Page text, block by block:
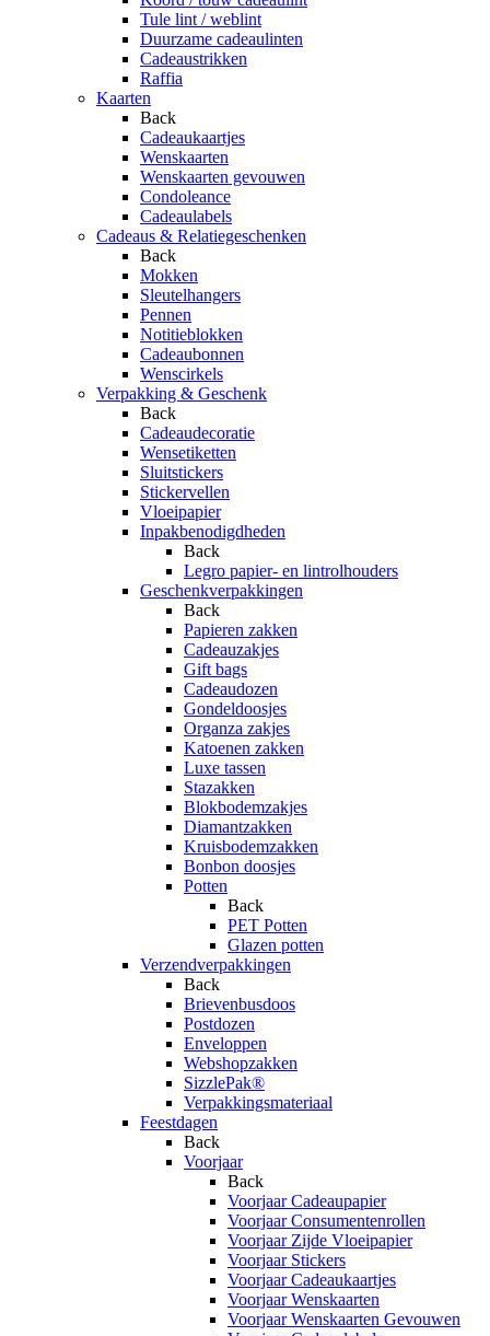
Tule lint / weblint
Duurzame cadeaulinten
Cadeaustrikken
Raffia
Kaarten
Back
Cadeaukaartjes
Wenskaarten
Wenskaarten gevouwen
Condoleance
Cadeaulabels
Cadeaus & Relatiegeschenken
Back
Mokken
Sleutelhangers
Pennen
Notitieblokken
Cadeaubonnen
Wenscirkels
Verpakking & Geschenk
Back
Cadeaudecoratie
Wensetiketten
Sluitstickers
Stickervellen
Vloeipapier
Inpakbenodigdheden
Back
Legro papier- en lintrolhouders
Geschenkverpakkingen
Back
Papieren zakken
Cadeauzakjes
Gift bags
Cadeaudozen
Gondeldoosjes
Organza zakjes
Katoenen zakken
Luxe tassen
Stazakken
Blokbodemzakjes
Diamantzakken
Kruisbodemzakken
Bonbon doosjes
Potten
Back
PET Potten
Glazen potten
Verzendverpakkingen
Back
Brievenbusdoos
Postdozen
Enveloppen
Webshopzakken
SizzlePak®
Verpakkingsmateriaal
Feestdagen
Back
Voorjaar
Back
Voorjaar Cadeaupapier
Voorjaar Consumentenrollen
Voorjaar Zijde Vloeipapier
Voorjaar Stickers
Voorjaar Cadeaukaartjes
Voorjaar Wenskaarten
Voorjaar Wenskaarten Gevouwen